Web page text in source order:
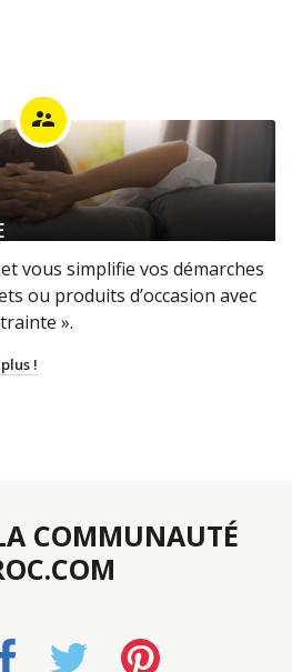
supervisor_account
vous simplifie vos démarches
ou produits d’occasion avec
».
!
COMMUNAUTÉ